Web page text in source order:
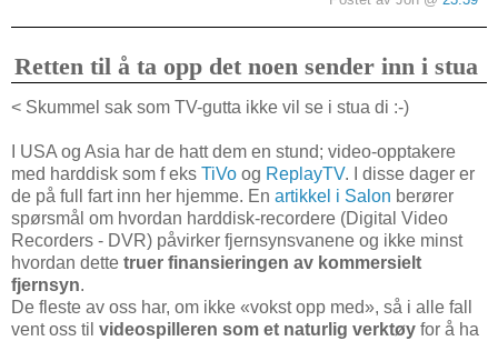
Retten til å ta opp det noen sender inn i stua
< Skummel sak som TV-gutta ikke vil se i stua di :-)
I USA og Asia har de hatt dem en stund; video-opptakere
med harddisk som f eks TiVo og ReplayTV. I disse dager er
de på full fart inn her hjemme. En artikkel i Salon berører
spørsmål om hvordan harddisk-recordere (Digital Video
Recorders - DVR) påvirker fjernsynsvanene og ikke minst
hvordan dette truer finansieringen av kommersielt
fjernsyn.
De fleste av oss har, om ikke «vokst opp med», så i alle fall
vent oss til videospilleren som et naturlig verktøy for å ha